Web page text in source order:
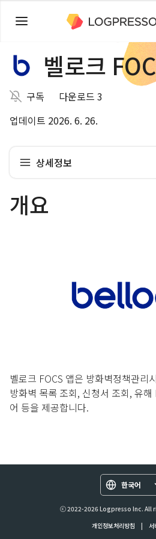
벨로크
구독
다운로드 3
업데이트 2026. 6. 26.
상세정보
개요
벨로크 FOCS 앱은 방화벽정책관리
방화벽 목록 조회, 신청서 조회, 유
어 등을 제공합니다.
한국어
ⓒ 2022-2026 Logpresso Inc. All
개인정보처리방침
| 서